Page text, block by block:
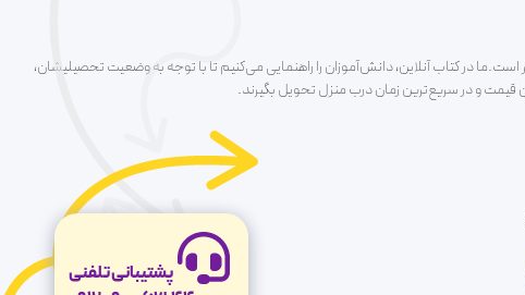
پشتیبانی تلفنی
در کتاب آنلاین، دانش‌آموزان را راهنمایی می‌کنیم تا با توجه به وضعیت تحصیلیشان،
قیمت و در سریع‌ترین زمان درب منزل تحویل بگیرند.